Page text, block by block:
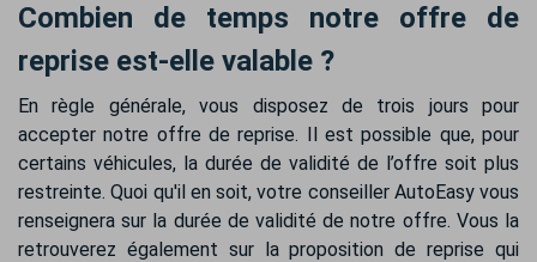
Combien de temps notre offre de
reprise est-elle valable ?
En règle générale, vous disposez de trois jours pour
accepter notre offre de reprise. Il est possible que, pour
certains véhicules, la durée de validité de l’offre soit plus
restreinte. Quoi qu'il en soit, votre conseiller AutoEasy vous
renseignera sur la durée de validité de notre offre. Vous la
retrouverez également sur la proposition de reprise qui